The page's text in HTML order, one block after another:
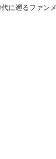
に遡るファン